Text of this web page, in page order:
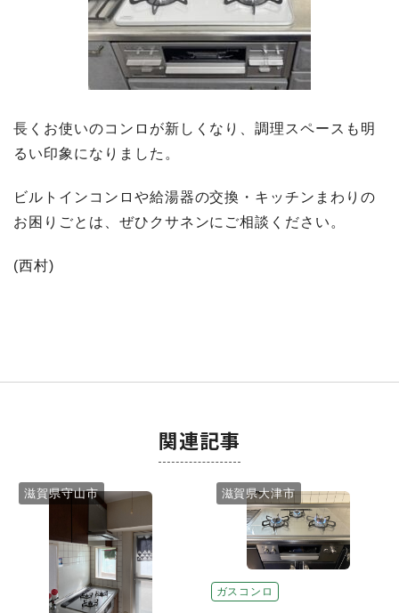
長くお使いのコンロが新しくなり、調理スペースも明
るい印象になりました。
ビルトインコンロや給湯器の交換・キッチンまわりの
お困りごとは、ぜひクサネンにご相談ください。
(西村)
関連記事
滋賀県守山市
ガスコンロ
滋賀県大津市